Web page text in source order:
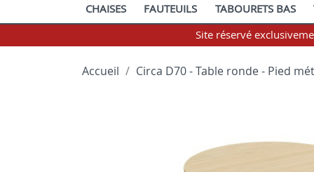
CHAISES FAUTEUILS TABOURETS BAS
Site réservé
Accueil Circa D70 - Table ronde - Pied